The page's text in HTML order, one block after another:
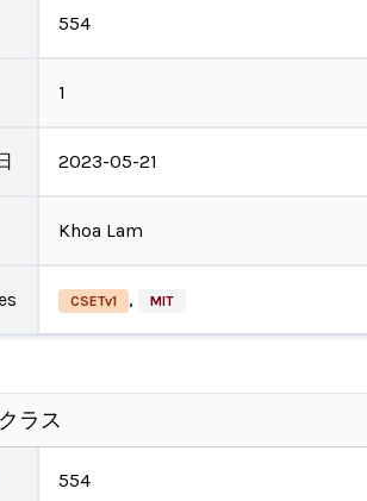
554
1
2023-05-21
Khoa Lam
CSETv1 , MIT
ラス
554